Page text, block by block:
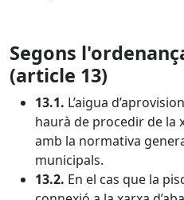
Segons
(article 13)
13.1. L’aigua
haurà de procedir de la
amb la normativa
municipals.
13.2. En el cas que la